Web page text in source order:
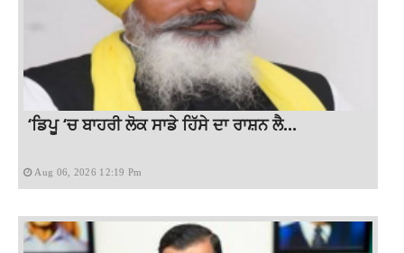
‘ਡਿਪੂ ‘ਚ ਬਾਹਰੀ ਲੋਕ ਸਾਡੇ ਹਿੱਸੇ ਦਾ ਰਾਸ਼ਨ ਲੈ...
Aug 06, 2026 12:19 Pm